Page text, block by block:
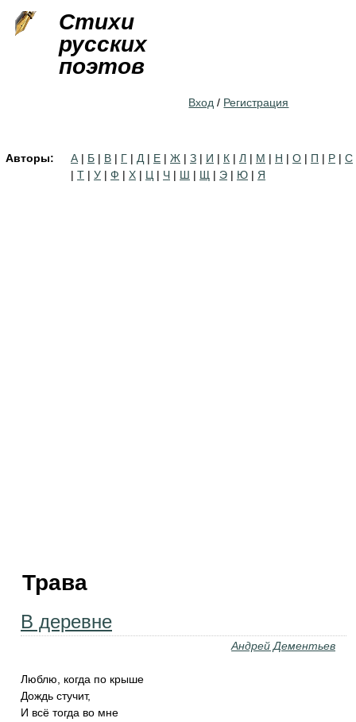
Стихи
русских
поэтов
Вход / Регистрация
Авторы: А | Б | В | Г | Д | Е | Ж | З | И | К | Л | М | Н | О | П | Р | С
| Т | У | Ф | Х | Ц | Ч | Ш | Щ | Э | Ю | Я
Трава
В деревне
Андрей Дементьев
Люблю, когда по крыше
Дождь стучит,
И всё тогда во мне